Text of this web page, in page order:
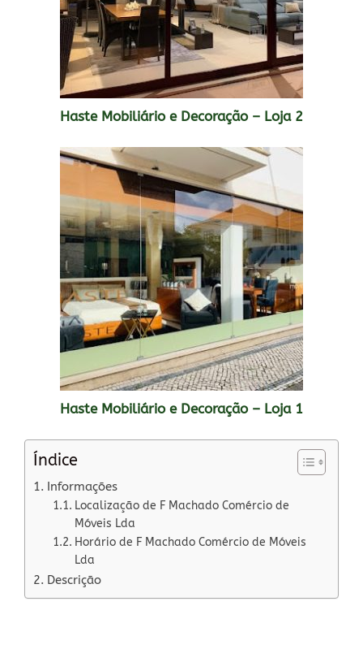
Haste Mobiliário e Decoração – Loja 2
Haste Mobiliário e Decoração – Loja 1
Índice
Informações
Localização de F Machado Comércio de
Móveis Lda
Horário de F Machado Comércio de Móveis
Lda
Descrição